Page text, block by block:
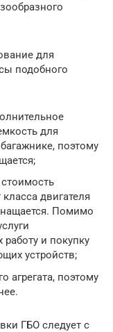
для
подобного
для
поэтому
двигателя
Помимо
и покупку
устройств;
агрегата, поэтому
ГБО следует с